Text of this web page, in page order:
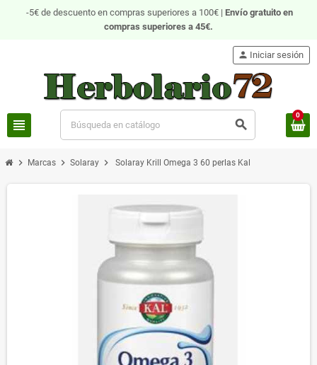
-5€ de descuento en compras superiores a 100€ | Envío gratuito en
compras superiores a 45€.
view_headline search
person Iniciar sesión
0
chevron_right Marcas chevron_right Solaray chevron_right Solaray Krill Omega 3 60 perlas Kal